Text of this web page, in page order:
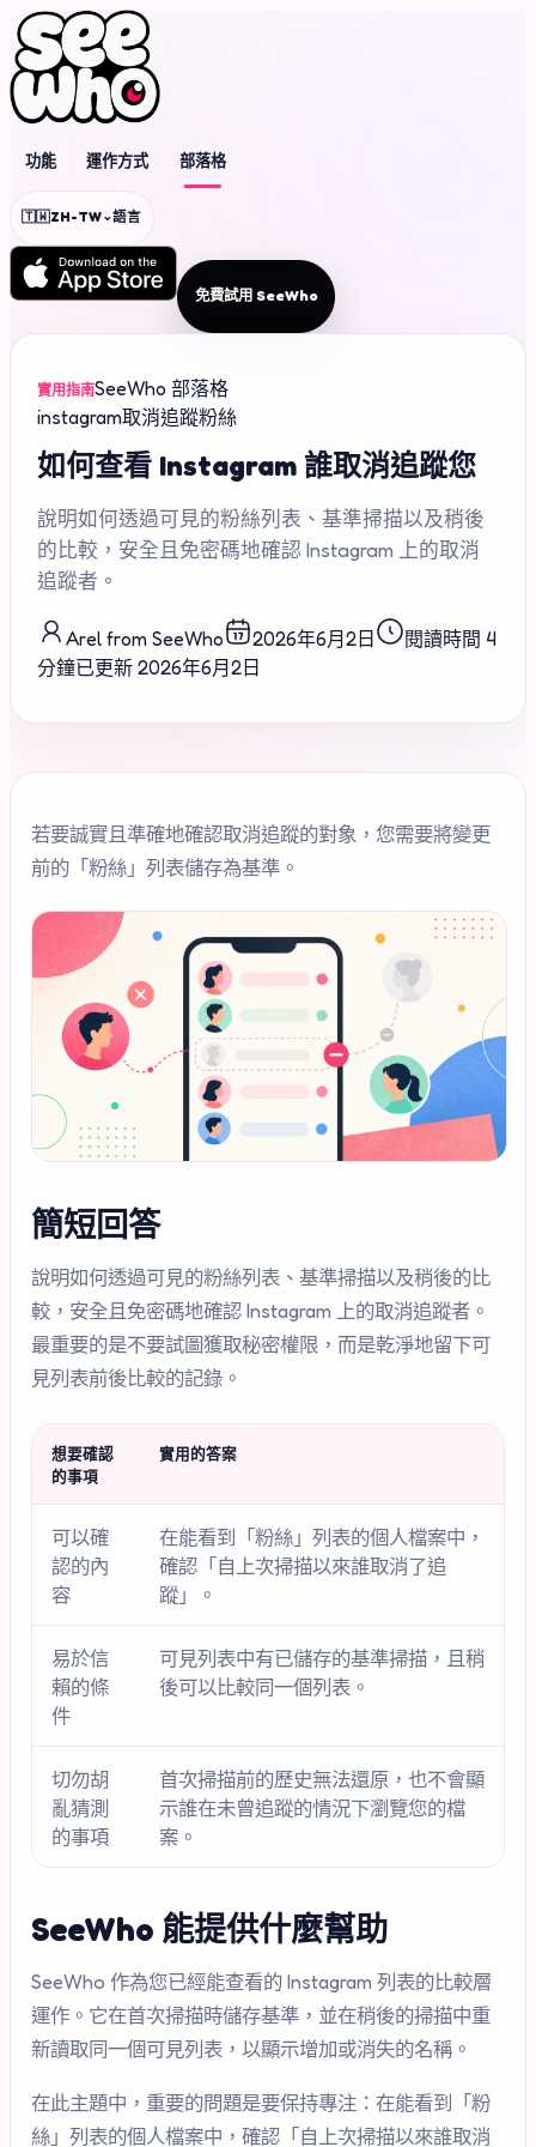
功能 運作方式 部落格
🇹🇼ZH-TW⌄語言
免費試用 SeeWho
實用指南SeeWho 部落格
instagram取消追蹤粉絲
如何查看 Instagram 誰取消追蹤您
說明如何透過可見的粉絲列表、基準掃描以及稍後
的比較，安全且免密碼地確認 Instagram 上的取消
追蹤者。
Arel from SeeWho 2026年6月2日
閱讀時間 4
分鐘已更新 2026年6月2日
若要誠實且準確地確認取消追蹤的對象，您需要將變更
前的「粉絲」列表儲存為基準。
簡短回答
說明如何透過可見的粉絲列表、基準掃描以及稍後的比
較，安全且免密碼地確認 Instagram 上的取消追蹤者。
最重要的是不要試圖獲取秘密權限，而是乾淨地留下可
見列表前後比較的記錄。
想要確認
的事項
實用的答案
可以確
認的內
容
在能看到「粉絲」列表的個人檔案中，
確認「自上次掃描以來誰取消了追
蹤」。
易於信
賴的條
件
可見列表中有已儲存的基準掃描，且稍
後可以比較同一個列表。
切勿胡
亂猜測
的事項
首次掃描前的歷史無法還原，也不會顯
示誰在未曾追蹤的情況下瀏覽您的檔
案。
SeeWho 能提供什麼幫助
SeeWho 作為您已經能查看的 Instagram 列表的比較層
運作。它在首次掃描時儲存基準，並在稍後的掃描中重
新讀取同一個可見列表，以顯示增加或消失的名稱。
在此主題中，重要的問題是要保持專注：在能看到「粉
絲」列表的個人檔案中，確認「自上次掃描以來誰取消